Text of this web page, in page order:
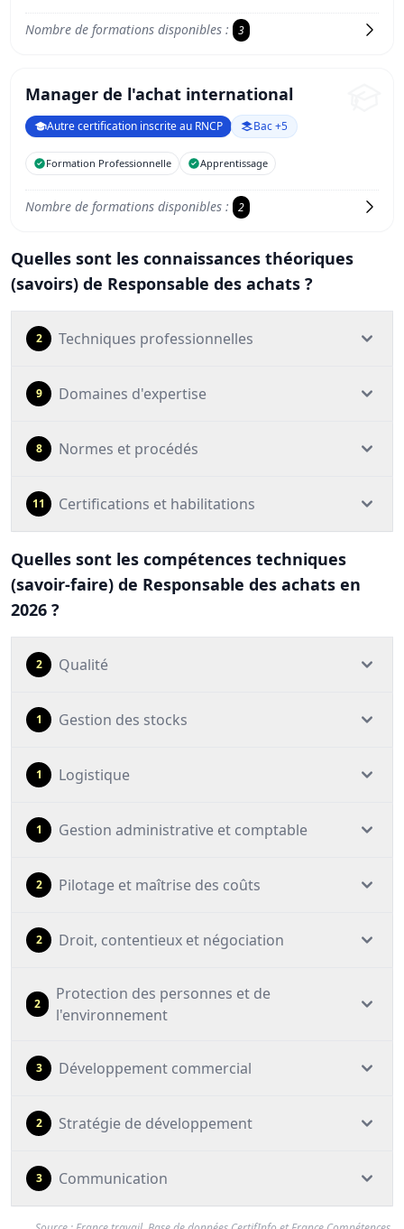
Nombre de formations disponibles : 3
Manager de l'achat international
Autre certification inscrite au RNCP Bac +5
Formation Professionnelle Apprentissage
Nombre de formations disponibles : 2
Quelles sont les connaissances théoriques
(savoirs) de Responsable des achats ?
2 Techniques professionnelles
9 Domaines d'expertise
8 Normes et procédés
11 Certifications et habilitations
Quelles sont les compétences techniques
(savoir-faire) de Responsable des achats en
2026 ?
2 Qualité
1 Gestion des stocks
1 Logistique
1 Gestion administrative et comptable
2 Pilotage et maîtrise des coûts
2 Droit, contentieux et négociation
2
Protection des personnes et de
l'environnement
3 Développement commercial
2 Stratégie de développement
3 Communication